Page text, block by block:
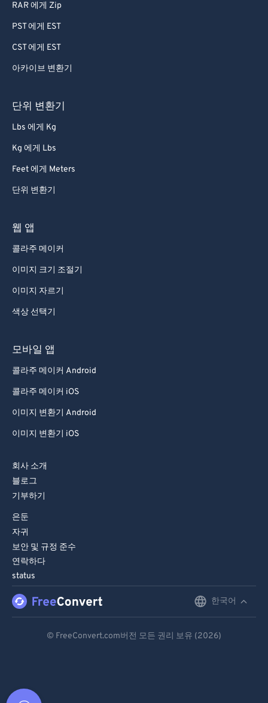
RAR 에게 Zip
PST 에게 EST
CST 에게 EST
아카이브 변환기
단위 변환기
Lbs 에게 Kg
Kg 에게 Lbs
Feet 에게 Meters
단위 변환기
웹 앱
콜라주 메이커
이미지 크기 조절기
이미지 자르기
색상 선택기
모바일 앱
콜라주 메이커 Android
콜라주 메이커 iOS
이미지 변환기 Android
이미지 변환기 iOS
회사 소개
블로그
기부하기
은둔
자귀
보안 및 규정 준수
연락하다
status
한국어
© FreeConvert.com버전 모든 권리 보유 (2026)